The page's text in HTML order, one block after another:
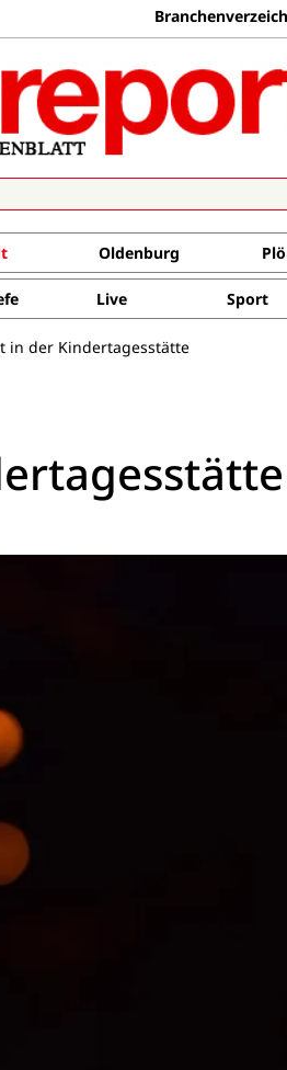
Oldenburg
Live Sport
in der Kindertagesstätte